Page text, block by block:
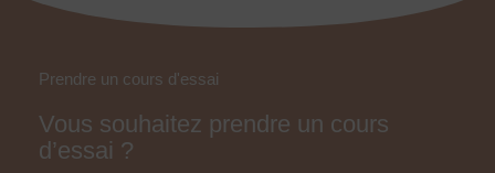
Prendre un cours d'essai
Vous souhaitez prendre un cours
d’essai ?